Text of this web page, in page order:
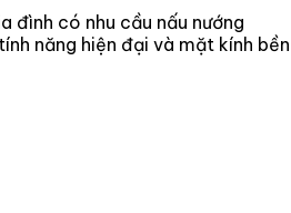
đình có nhu cầu nấu nướng
năng hiện đại và mặt kính bền